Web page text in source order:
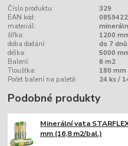
Číslo produktu:
329
EAN kód:
materiál:
šířka:
1200
doba dodání:
do 7 dnů
délka:
5000
Balení:
6 m2
Tloušťka:
180 mm
Počet balení na paletě:
24 ks /
Podobné produkty
Minerální vata
mm (16,8 m2/bal.)